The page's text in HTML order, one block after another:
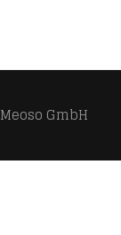
Meoso GmbH